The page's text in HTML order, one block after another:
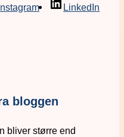
LinkedIn
bloggen